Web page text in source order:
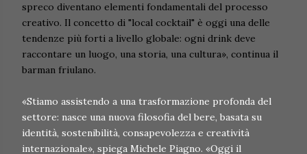
spreco diventano elementi fondamentali del processo
creativo. Il concetto di "local cocktail" è oggi una delle
tendenze più forti a livello globale: ogni drink deve
raccontare un luogo, una storia, una cultura», continua il
barman friulano.
«Stiamo assistendo a una trasformazione profonda del
settore: nasce una nuova filosofia del bere, basata su
identità, sostenibilità, consapevolezza e creatività
internazionale», spiega Michele Piagno. «Oggi il